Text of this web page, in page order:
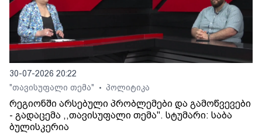
30-07-2026 20:22
"თავისუფალი თემა"
• პოლიტიკა
რეგიონში არსებული პრობლემები და გამოწვევები
- გადაცემა ,,თავისუფალი თემა". სტუმარი: საბა
ბულისკერია